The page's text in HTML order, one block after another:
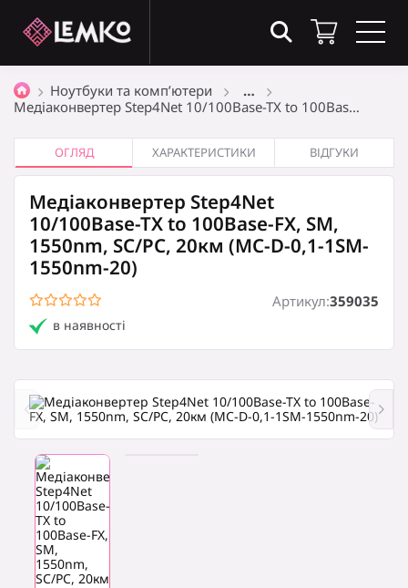
Товари в кошику(0)
Кошик порожній
0₴
Оформити замовлення
Ноутбуки та комп’ютери
…
Медіаконвертер Step4Net 10/100Base-TX to 100Bas…
ОГЛЯД ХАРАКТЕРИСТИКИ ВІДГУКИ
Медіаконвертер Step4Net
10/100Base-TX to 100Base-FX, SM,
1550nm, SC/PC, 20км (MC-D-0,1-1SM-
1550nm-20)
в наявності
Артикул:359035